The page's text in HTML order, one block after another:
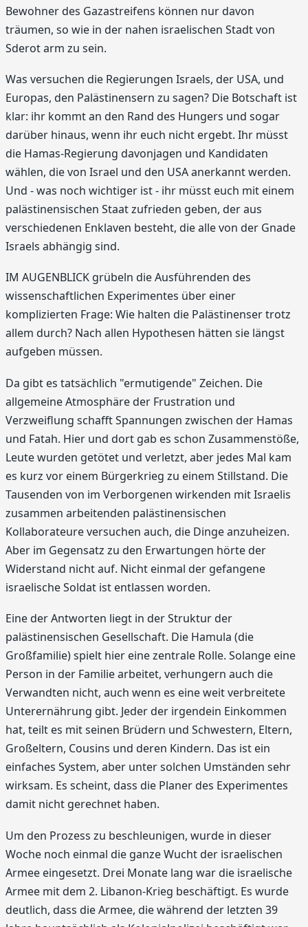
Bewohner des Gazastreifens können nur davon
träumen, so wie in der nahen israelischen Stadt von
Sderot arm zu sein.
Was versuchen die Regierungen Israels, der USA, und
Europas, den Palästinensern zu sagen? Die Botschaft ist
klar: ihr kommt an den Rand des Hungers und sogar
darüber hinaus, wenn ihr euch nicht ergebt. Ihr müsst
die Hamas-Regierung davonjagen und Kandidaten
wählen, die von Israel und den USA anerkannt werden.
Und - was noch wichtiger ist - ihr müsst euch mit einem
palästinensischen Staat zufrieden geben, der aus
verschiedenen Enklaven besteht, die alle von der Gnade
Israels abhängig sind.
IM AUGENBLICK grübeln die Ausführenden des
wissenschaftlichen Experimentes über einer
komplizierten Frage: Wie halten die Palästinenser trotz
allem durch? Nach allen Hypothesen hätten sie längst
aufgeben müssen.
Da gibt es tatsächlich "ermutigende" Zeichen. Die
allgemeine Atmosphäre der Frustration und
Verzweiflung schafft Spannungen zwischen der Hamas
und Fatah. Hier und dort gab es schon Zusammenstöße,
Leute wurden getötet und verletzt, aber jedes Mal kam
es kurz vor einem Bürgerkrieg zu einem Stillstand. Die
Tausenden von im Verborgenen wirkenden mit Israelis
zusammen arbeitenden palästinensischen
Kollaborateure versuchen auch, die Dinge anzuheizen.
Aber im Gegensatz zu den Erwartungen hörte der
Widerstand nicht auf. Nicht einmal der gefangene
israelische Soldat ist entlassen worden.
Eine der Antworten liegt in der Struktur der
palästinensischen Gesellschaft. Die Hamula (die
Großfamilie) spielt hier eine zentrale Rolle. Solange eine
Person in der Familie arbeitet, verhungern auch die
Verwandten nicht, auch wenn es eine weit verbreitete
Unterernährung gibt. Jeder der irgendein Einkommen
hat, teilt es mit seinen Brüdern und Schwestern, Eltern,
Großeltern, Cousins und deren Kindern. Das ist ein
einfaches System, aber unter solchen Umständen sehr
wirksam. Es scheint, dass die Planer des Experimentes
damit nicht gerechnet haben.
Um den Prozess zu beschleunigen, wurde in dieser
Woche noch einmal die ganze Wucht der israelischen
Armee eingesetzt. Drei Monate lang war die israelische
Armee mit dem 2. Libanon-Krieg beschäftigt. Es wurde
deutlich, dass die Armee, die während der letzten 39